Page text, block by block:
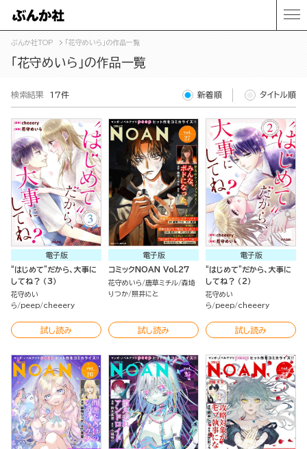
ぶんか社TOP 「花守めいら」の作品一覧
「花守めいら」の作品一覧
検索結果 17件 新着順 タイトル順
電子版
“はじめて”だから、大事に
してね？ （3）
花守めい
ら
peep cheeery
試し読み
電子版
コミックNOAN Vol.27
花守めいら 唐草ミチル 森埼
りつか 照井にと
試し読み
電子版
“はじめて”だから、大事に
してね？ （2）
花守めい
ら
peep cheeery
試し読み